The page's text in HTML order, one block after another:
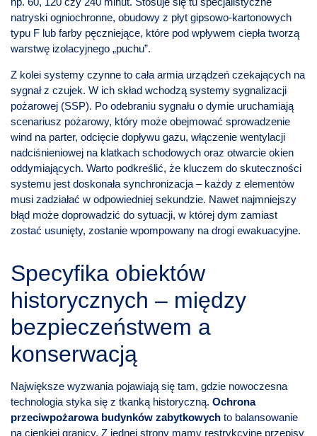
natryski ogniochronne, obudowy z płyt gipsowo-kartonowych
typu F lub farby pęczniejące, które pod wpływem ciepła tworzą
warstwę izolacyjnego „puchu”.
Z kolei systemy czynne to cała armia urządzeń czekających na
sygnał z czujek. W ich skład wchodzą systemy sygnalizacji
pożarowej (SSP). Po odebraniu sygnału o dymie uruchamiają
scenariusz pożarowy, który może obejmować sprowadzenie
wind na parter, odcięcie dopływu gazu, włączenie wentylacji
nadciśnieniowej na klatkach schodowych oraz otwarcie okien
oddymiających. Warto podkreślić, że kluczem do skuteczności
systemu jest doskonała synchronizacja – każdy z elementów
musi zadziałać w odpowiedniej sekundzie. Nawet najmniejszy
błąd może doprowadzić do sytuacji, w której dym zamiast
zostać usunięty, zostanie wpompowany na drogi ewakuacyjne.
Specyfika obiektów
historycznych – między
bezpieczeństwem a
konserwacją
Największe wyzwania pojawiają się tam, gdzie nowoczesna
technologia styka się z tkanką historyczną. Ochrona
przeciwpożarowa budynków zabytkowych to balansowanie
na cienkiej granicy. Z jednej strony mamy restrykcyjne przepisy